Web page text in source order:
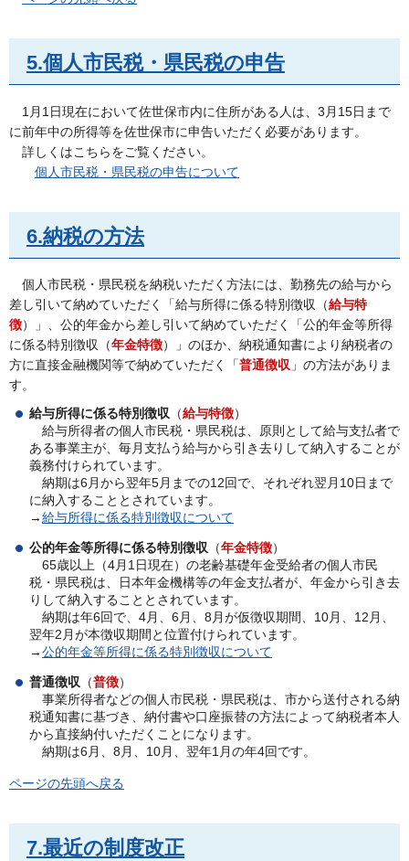
5.個人市民税・県民税の申告
1月1日現在において佐世保市内に住所がある人は、3月15日まで
に前年中の所得等を佐世保市に申告いただく必要があります。
詳しくはこちらをご覧ください。
個人市民税・県民税の申告について
6.納税の方法
個人市民税・県民税を納税いただく方法には、勤務先の給与から
差し引いて納めていただく「給与所得に係る特別徴収（給与特
徴）」、公的年金から差し引いて納めていただく「公的年金等所得
に係る特別徴収（年金特徴）」のほか、納税通知書により納税者の
方に直接金融機関等で納めていただく「普通徴収 」の方法がありま
す。
給与所得に係る特別徴収 （給与特徴）
給与所得者の個人市民税・県民税は、原則として給与支払者で
ある事業主が、毎月支払う給与から引き去りして納入することが
義務付けられています。
納期は6月から翌年5月までの12回で、それぞれ翌月10日まで
に納入することとされています。
→給与所得に係る特別徴収について
公的年金等所得に係る特別徴収 （年金特徴）
65歳以上（4月1日現在）の老齢基礎年金受給者の個人市民
税・県民税は、日本年金機構等の年金支払者が、年金から引き去
りして納入することとされています。
納期は年6回で、4月、6月、8月が仮徴収期間、10月、12月、
翌年2月が本徴収期間と位置付けられています。
→公的年金等所得に係る特別徴収について
普通徴収 （普徴）
事業所得者などの個人市民税・県民税は、市から送付される納
税通知書に基づき、納付書や口座振替の方法によって納税者本人
から直接納付いただくことになります。
納期は6月、8月、10月、翌年1月の年4回です。
ページの先頭へ戻る
7.最近の制度改正